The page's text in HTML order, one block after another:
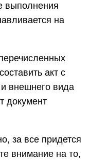
выполнения
на
акт с
внешнего вида
документ
за все придется
внимание на то,